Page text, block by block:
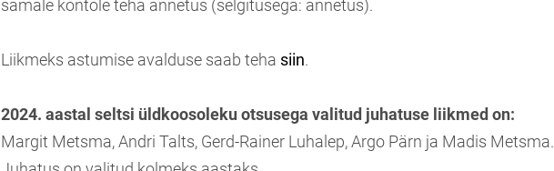
samale kontole teha annetus (selgitusega: annetus).
Liikmeks astumise avalduse saab teha siin.
2024. aastal seltsi üldkoosoleku otsusega valitud juhatuse liikmed on:
Margit Metsma, Andri Talts, Gerd-Rainer Luhalep, Argo Pärn ja Madis Metsma.